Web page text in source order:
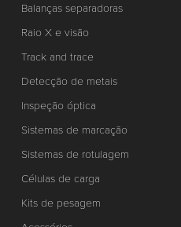
Balanças separadoras
Raio X e visão
Track and trace
Detecção de metais
Inspeção óptica
Sistemas de marcação
Sistemas de rotulagem
Células de carga
Kits de pesagem